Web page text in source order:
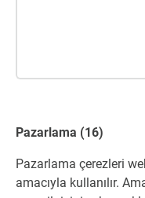
Pazarlama (16)
Pazarlama çerezleri
amacıyla kullanılır.